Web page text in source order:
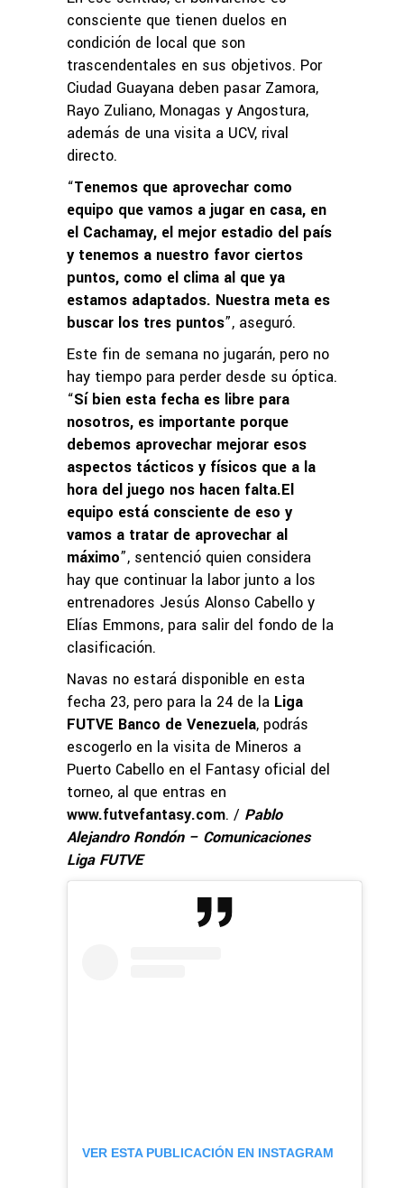
consciente que tienen duelos en
condición de local que son
trascendentales en sus objetivos. Por
Ciudad Guayana deben pasar Zamora,
Rayo Zuliano, Monagas y Angostura,
además de una visita a UCV, rival
directo.
“Tenemos que aprovechar como
equipo que vamos a jugar en casa, en
el Cachamay, el mejor estadio del país
y tenemos a nuestro favor ciertos
puntos, como el clima al que ya
estamos adaptados. Nuestra meta es
buscar los tres puntos”, aseguró.
Este fin de semana no jugarán, pero no
hay tiempo para perder desde su óptica.
“Sí bien esta fecha es libre para
nosotros, es importante porque
debemos aprovechar mejorar esos
aspectos tácticos y físicos que a la
hora del juego nos hacen falta.El
equipo está consciente de eso y
vamos a tratar de aprovechar al
máximo”, sentenció quien considera
hay que continuar la labor junto a los
entrenadores Jesús Alonso Cabello y
Elías Emmons, para salir del fondo de la
clasificación.
Navas no estará disponible en esta
fecha 23, pero para la 24 de la Liga
FUTVE Banco de Venezuela, podrás
escogerlo en la visita de Mineros a
Puerto Cabello en el Fantasy oficial del
torneo, al que entras en
www.futvefantasy.com. / Pablo
Alejandro Rondón – Comunicaciones
Liga FUTVE
VER ESTA PUBLICACIÓN EN INSTAGRAM